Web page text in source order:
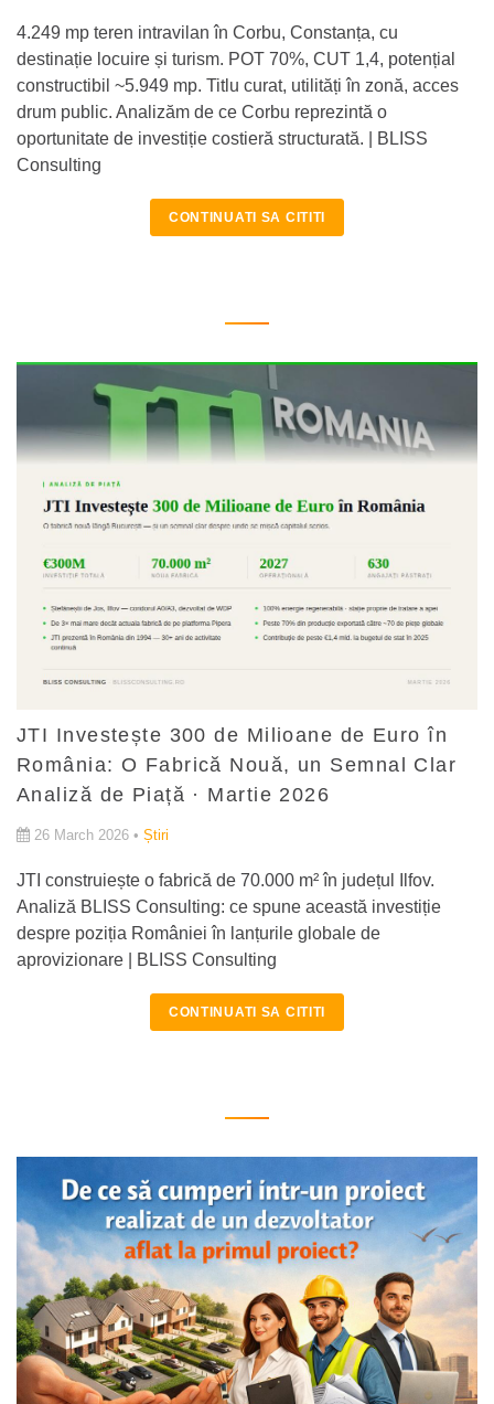
4.249 mp teren intravilan în Corbu, Constanța, cu
destinație locuire și turism. POT 70%, CUT 1,4, potențial
constructibil ~5.949 mp. Titlu curat, utilități în zonă, acces
drum public. Analizăm de ce Corbu reprezintă o
oportunitate de investiție costieră structurată. | BLISS
Consulting
CONTINUATI SA CITITI
JTI Investește 300 de Milioane de Euro în
România: O Fabrică Nouă, un Semnal Clar
Analiză de Piață · Martie 2026
26 March 2026 • Știri
JTI construiește o fabrică de 70.000 m² în județul Ilfov.
Analiză BLISS Consulting: ce spune această investiție
despre poziția României în lanțurile globale de
aprovizionare | BLISS Consulting
CONTINUATI SA CITITI